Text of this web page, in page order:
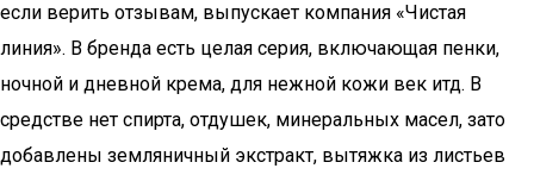
если верить отзывам, выпускает компания «Чистая
линия». В бренда есть целая серия, включающая пенки,
ночной и дневной крема, для нежной кожи век итд. В
средстве нет спирта, отдушек, минеральных масел, зато
добавлены земляничный экстракт, вытяжка из листьев